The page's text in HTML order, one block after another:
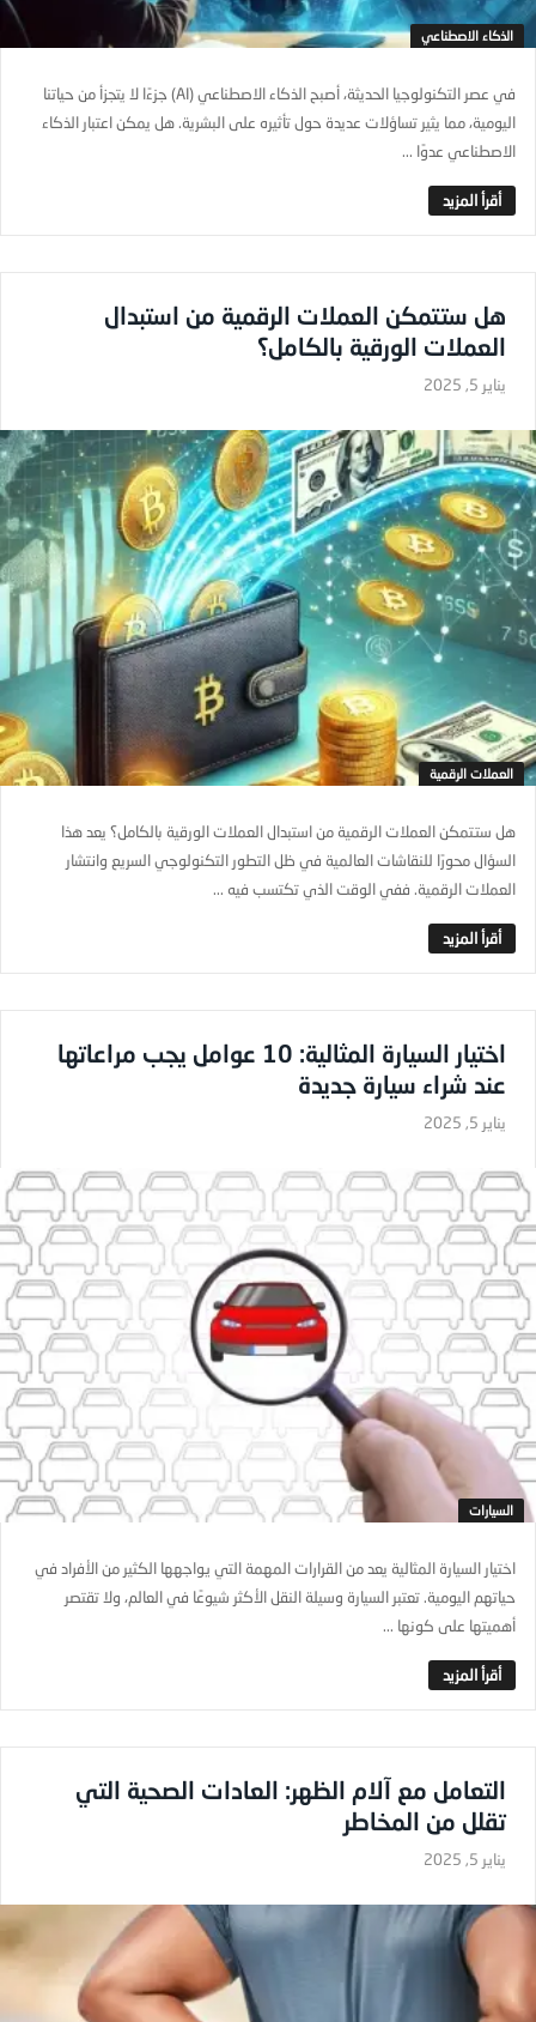
الذكاء الاصطناعي
في عصر التكنولوجيا الحديثة، أصبح الذكاء الاصطناعي (AI) جزءًا لا يتجزأ من حياتنا
اليومية، مما يثير تساؤلات عديدة حول تأثيره على البشرية. هل يمكن اعتبار الذكاء
الاصطناعي عدوًا ...
هل ستتمكن العملات الرقمية من استبدال
العملات الورقية بالكامل؟
يناير 5, 2025
العملات الرقمية
هل ستتمكن العملات الرقمية من استبدال العملات الورقية بالكامل؟ يعد هذا
السؤال محورًا للنقاشات العالمية في ظل التطور التكنولوجي السريع وانتشار
العملات الرقمية. ففي الوقت الذي تكتسب فيه ...
اختيار السيارة المثالية: 10 عوامل يجب مراعاتها
عند شراء سيارة جديدة
يناير 5, 2025
السيارات
اختيار السيارة المثالية يعد من القرارات المهمة التي يواجهها الكثير من الأفراد في
حياتهم اليومية. تعتبر السيارة وسيلة النقل الأكثر شيوعًا في العالم، ولا تقتصر
أهميتها على كونها ...
التعامل مع آلام الظهر: العادات الصحية التي
تقلل من المخاطر
يناير 5, 2025